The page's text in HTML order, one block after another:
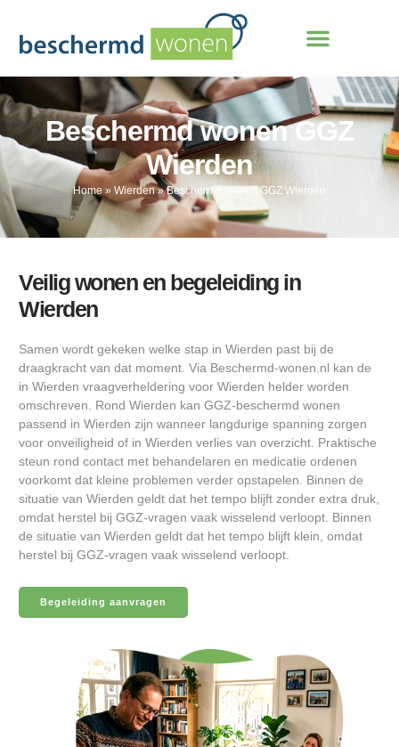
Beschermd wonen GGZ
Wierden
Home» Wierden»Beschermd wonen GGZ Wierden
Veilig wonen en begeleiding in
Wierden
Samen wordt gekeken welke stap in Wierden past bij de
draagkracht van dat moment. Via Beschermd-wonen.nl kan de
in Wierden vraagverheldering voor Wierden helder worden
omschreven. Rond Wierden kan GGZ-beschermd wonen
passend in Wierden zijn wanneer langdurige spanning zorgen
voor onveiligheid of in Wierden verlies van overzicht. Praktische
steun rond contact met behandelaren en medicatie ordenen
voorkomt dat kleine problemen verder opstapelen. Binnen de
situatie van Wierden geldt dat het tempo blijft zonder extra druk,
omdat herstel bij GGZ-vragen vaak wisselend verloopt. Binnen
de situatie van Wierden geldt dat het tempo blijft klein, omdat
herstel bij GGZ-vragen vaak wisselend verloopt.
Begeleiding aanvragen